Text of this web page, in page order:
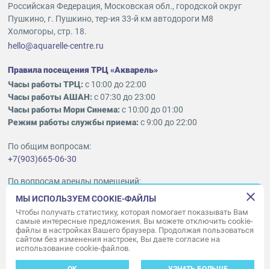
Российская Федерация, Московская обл., городской округ
Пушкино, г. Пушкино, тер-ия 33-й км автодороги М8
Холмогоры, стр. 18.
hello@aquarelle-centre.ru
Правила посещения ТРЦ «Акварель»
Часы работы ТРЦ:с 10:00 до 22:00
Часы работы АШАН:с 07:30 до 23:00
Часы работы Мори Синема:с 10:00 до 01:00
Режим работы службы приема:с 9:00 до 22:00
По общим вопросам:
+7(903)665-06-30
По вопросам аренды помещений:
ukleykina@nhood.com
+7(903)665-98-78
© ООО «Акварель» 2010–2026.
Все права защищены
Создание сайта —
МЫ ИСПОЛЬЗУЕМ COOKIE-ФАЙЛЫ
Чтобы получать статистику, которая помогает показывать Вам
самые интересные предложения. Вы можете отключить cookie-
файлы в настройках Вашего браузера. Продолжая пользоваться
сайтом без изменения настроек, Вы даете согласие на
использование cookie-файлов.